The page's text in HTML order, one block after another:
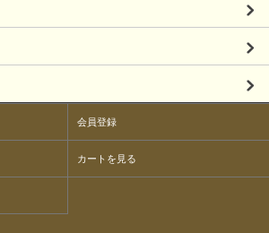
会員登録
カートを見る